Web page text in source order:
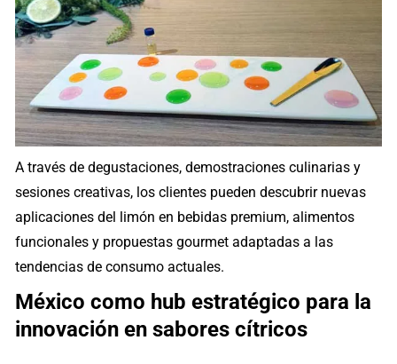
A través de degustaciones, demostraciones culinarias y
sesiones creativas, los clientes pueden descubrir nuevas
aplicaciones del limón en bebidas premium, alimentos
funcionales y propuestas gourmet adaptadas a las
tendencias de consumo actuales.
México como hub estratégico para la
innovación en sabores cítricos